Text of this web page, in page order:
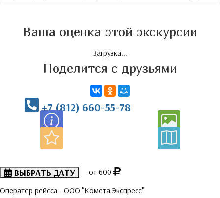
Ваша оценка этой экскурсии
Загрузка...
Поделится с друзьями
+7 (812) 660-55-78
ВЫБРАТЬ ДАТУ
от 600
Оператор рейсса - ООО "Комета Экспресс"